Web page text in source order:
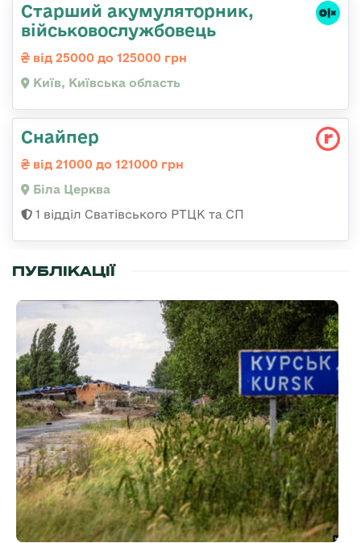
Старший акумуляторник,
військовослужбовець
від 25000 до 125000 грн
Київ, Київська область
Снайпер
від 21000 до 121000 грн
Біла Церква
1 відділ Сватівського РТЦК та СП
ПУБЛІКАЦІЇ